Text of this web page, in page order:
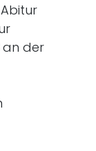
an der